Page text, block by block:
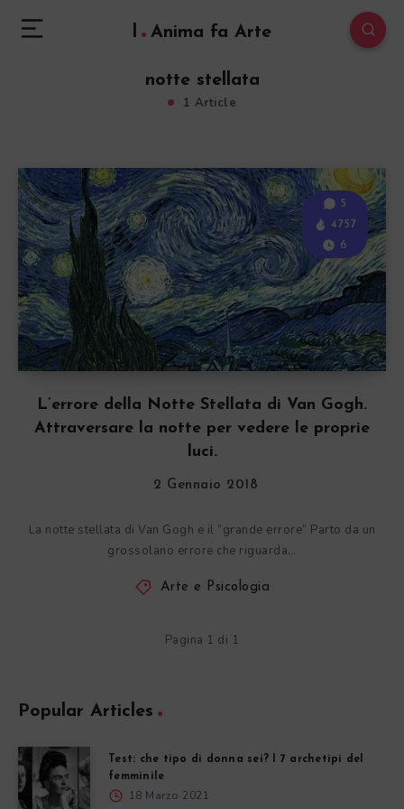
l Anima fa Arte
notte stellata
1 Article
L’errore della Notte Stellata di Van Gogh.
Attraversare la notte per vedere le proprie
luci.
5
4757
6
2 Gennaio 2018
La notte stellata di Van Gogh e il “grande errore” Parto da un
grossolano errore che riguarda…
Arte e Psicologia
Pagina 1 di 1
Popular Articles
Test: che tipo di donna sei? I 7 archetipi del
femminile
18 Marzo 2021